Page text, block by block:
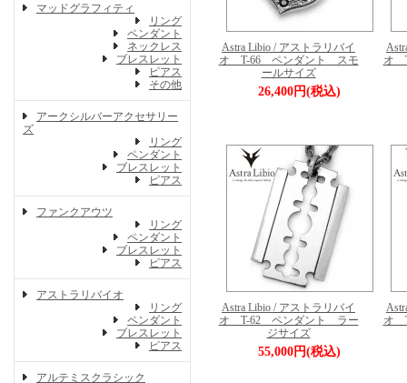
マッドグラフィティ
リング
ペンダント
ネックレス
ブレスレット
ピアス
その他
アークシルバーアクセサリー
ズ
リング
ペンダント
ブレスレット
ピアス
ファンクアウツ
リング
ペンダント
ブレスレット
ピアス
アストラリバイオ
リング
ペンダント
ブレスレット
ピアス
アルテミスクラシック
Astra Libio / アストラリバイ
オ T-66 ペンダント スモ
ールサイズ
26,400円(税込)
オ
Astra Libio / アストラリバイ
オ T-62 ペンダント ラー
ジサイズ
55,000円(税込)
オ